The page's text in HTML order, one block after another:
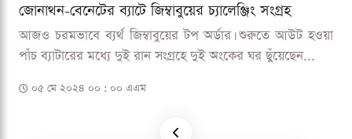
জোনাথন-বেনেটের ব্যাটে জিম্বাবুয়ের চ্যালেঞ্জিং সংগ্রহ
আজও চরমভাবে ব্যর্থ জিম্বাবুয়ের টপ অর্ডার। শুরুতে আউট হওয়া
পাঁচ ব্যাটারের মধ্যে দুই রান সংগ্রহে দুই অংকের ঘর ছুঁয়েছেন...
০৫ মে ২০২৪ ০০ : ০০ এএম